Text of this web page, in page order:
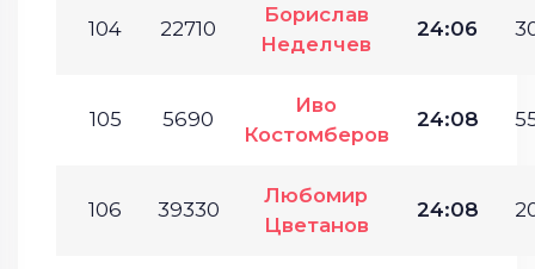
104 22710
Борислав
Неделчев
24:06
105 5690
Иво
Костомберов
24:08
106 39330
Любомир
Цветанов
24:08